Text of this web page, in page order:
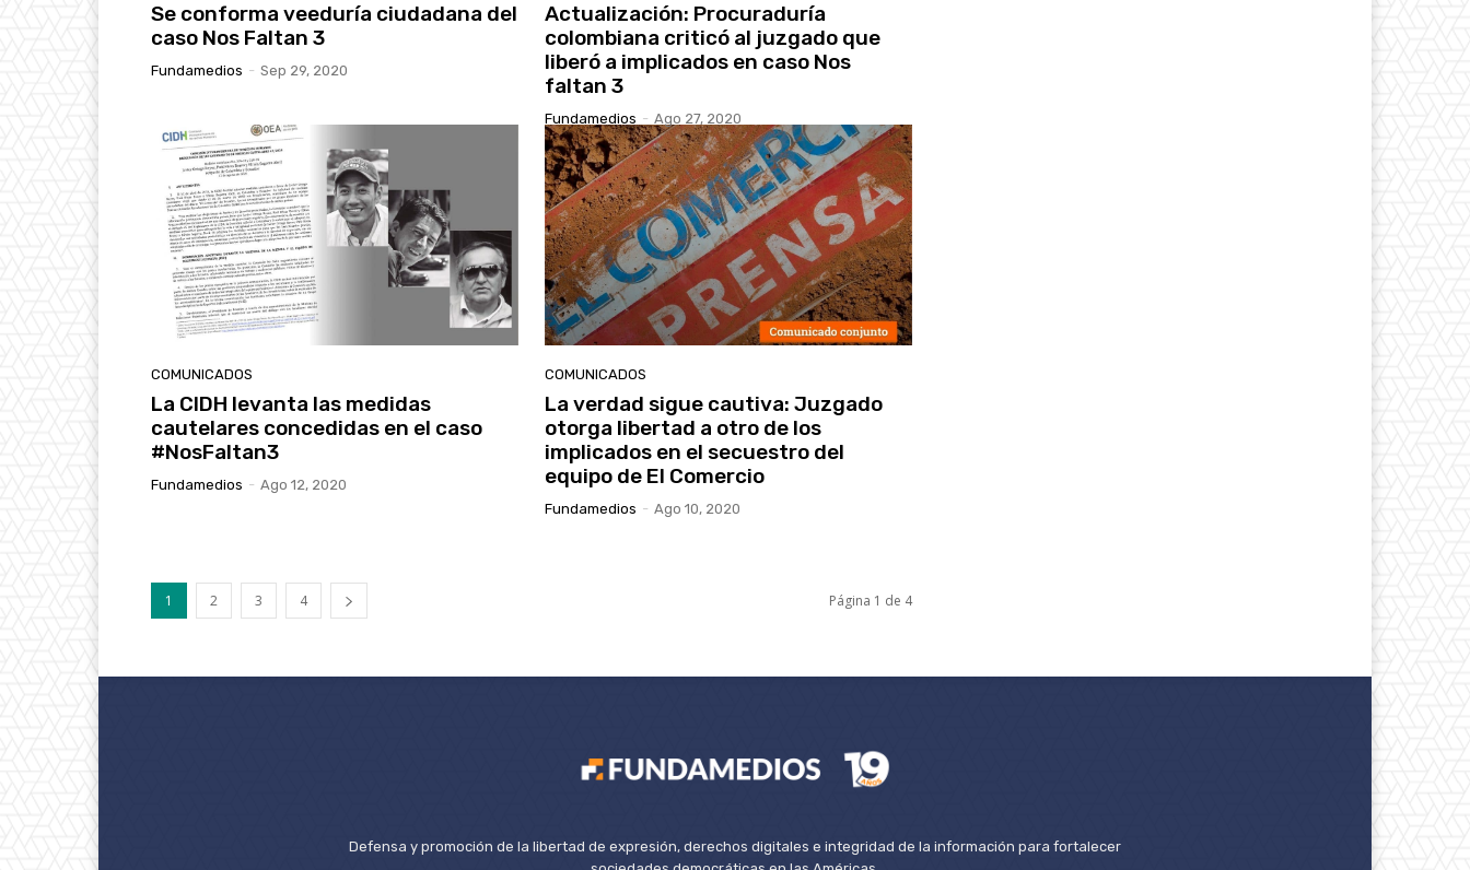
Se conforma veeduría ciudadana del
caso Nos Faltan 3
Fundamedios - Sep 29, 2020
Actualización: Procuraduría
colombiana criticó al juzgado que
liberó a implicados en caso Nos
faltan 3
Fundamedios - Ago 27, 2020
COMUNICADOS
La CIDH levanta las medidas
cautelares concedidas en el caso
#NosFaltan3
Fundamedios - Ago 12, 2020
COMUNICADOS
La verdad sigue cautiva: Juzgado
otorga libertad a otro de los
implicados en el secuestro del
equipo de El Comercio
Fundamedios - Ago 10, 2020
1 2 3 4 Página 1 de 4
Defensa y promoción de la libertad de expresión, derechos digitales e integridad de la información para fortalecer